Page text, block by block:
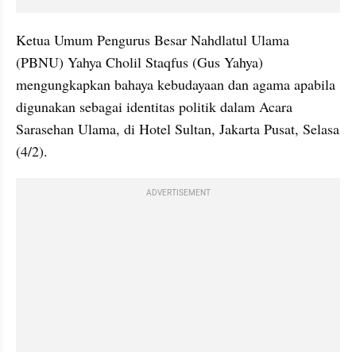
Ketua Umum Pengurus Besar Nahdlatul Ulama
(PBNU) Yahya Cholil Staqfus (Gus Yahya)
mengungkapkan bahaya kebudayaan dan agama apabila
digunakan sebagai identitas politik dalam Acara
Sarasehan Ulama, di Hotel Sultan, Jakarta Pusat, Selasa
(4/2).
ADVERTISEMENT